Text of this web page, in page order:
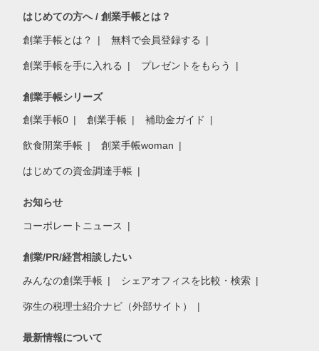
はじめての方へ / 創業手帳とは？
創業手帳とは？ 無料で会員登録する
創業手帳を手に入れる プレゼントをもらう
創業手帳シリーズ
創業手帳0 創業手帳 補助金ガイド
飲食開業手帳 創業手帳woman
はじめての資金調達手帳
お知らせ
コーポレートニュース
創業/PR/経営相談したい
みんなの創業手帳 シェアオフィスを比較・検索
弥生の税理士紹介ナビ（外部サイト）
最新情報について